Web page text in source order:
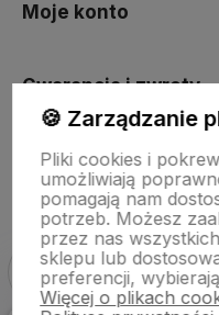
Moje konto
Gwarancja i zwroty
O firmie
🍪 Zarządzanie
Pliki cookies i
umożliwiają
pomagają nam
potrzeb. Możesz
przez nas
sklepu lub
preferencji,
Więcej o plikach